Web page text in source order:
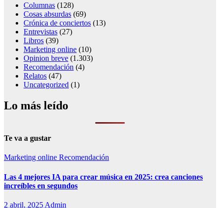
Columnas (128)
Cosas absurdas (69)
Crónica de conciertos (13)
Entrevistas (27)
Libros (39)
Marketing online (10)
Opinion breve (1.303)
Recomendación (4)
Relatos (47)
Uncategorized (1)
Lo más leído
Te va a gustar
Marketing online Recomendación
Las 4 mejores IA para crear música en 2025: crea canciones
increíbles en segundos
2 abril, 2025 Admin